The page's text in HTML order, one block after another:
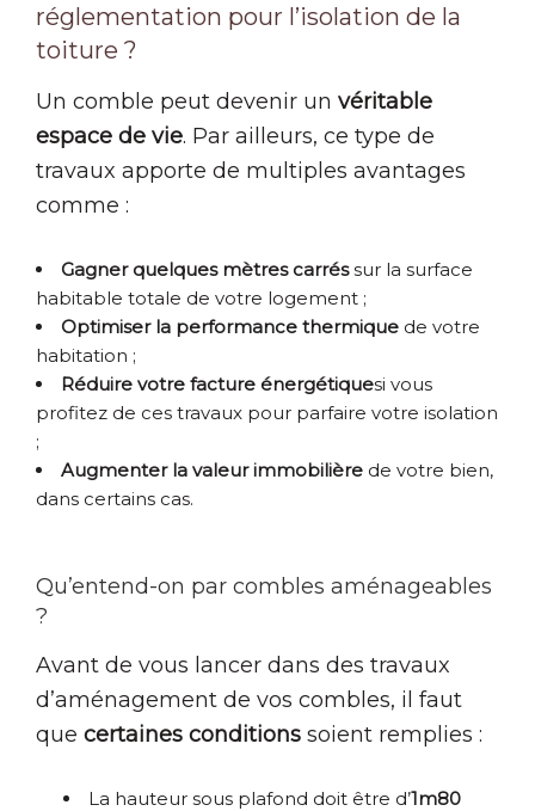
réglementation pour l’isolation de la
toiture ?
Un comble peut devenir un véritable
espace de vie. Par ailleurs, ce type de
travaux apporte de multiples avantages
comme :
Gagner quelques mètres carréssur la surface
habitable totale de votre logement ;
Optimiser la performance thermique de votre
habitation ;
Réduire votre facture énergétiquesi vous
profitez de ces travaux pour parfaire votre isolation
;
Augmenter la valeur immobilière de votre bien,
dans certains cas.
Qu’entend-on par combles aménageables
?
Avant de vous lancer dans des travaux
d’aménagement de vos combles, il faut
que certaines conditions soient remplies :
La hauteur sous plafond doit être d’1m80